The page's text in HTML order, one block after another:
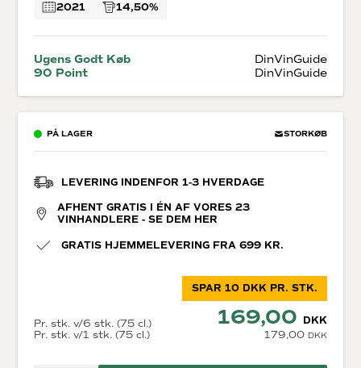
2021
14,50%
Ugens Godt Køb
DinVinGuide
90 Point
DinVinGuide
PÅ LAGER STORKØB
LEVERING INDENFOR 1-3 HVERDAGE
AFHENT GRATIS I ÉN AF VORES 23
VINHANDLERE - SE DEM HER
GRATIS HJEMMELEVERING FRA 699 KR.
Pr. stk. v/1 stk. (75 cl.) 179,00 DKK
Pr. stk. v/6 stk. (75 cl.) 169,00 DKK
SPAR 10 DKK PR. STK.